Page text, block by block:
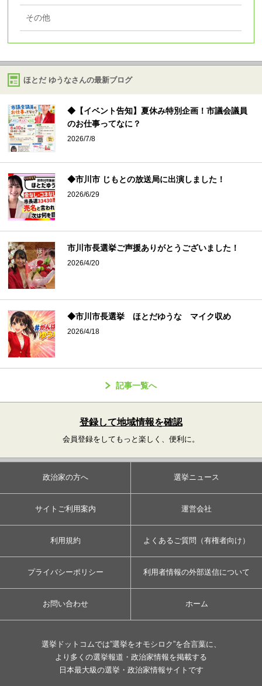
その他
ほとだ ゆうなさんの最新ブログ
◆【イベント告知】夏休み特別企画！市議会議員
のお仕事ってなに？
2026/7/8
◆市川市 じもとの放送局に出演しました！
2026/6/29
市川市長選挙ご声援ありがとうございました！
2026/4/20
◆市川市長選挙 ほとだゆうな マイク収め
2026/4/18
記事一覧へ
登録して地域情報を確認
会員登録をしてもっと楽しく、便利に。
政治家の方へ 選挙ニュース
サイトご利用案内 運営会社
利用規約 よくあるご質問（有権者向け）
プライバシーポリシー 利用者情報の外部送信について
お問い合わせ ホーム
選挙ドットコムでは”選挙をオモシロク”を合言葉に、
より多くの選挙報道・政治家情報を掲載する
日本最大級の選挙・政治家情報サイトです